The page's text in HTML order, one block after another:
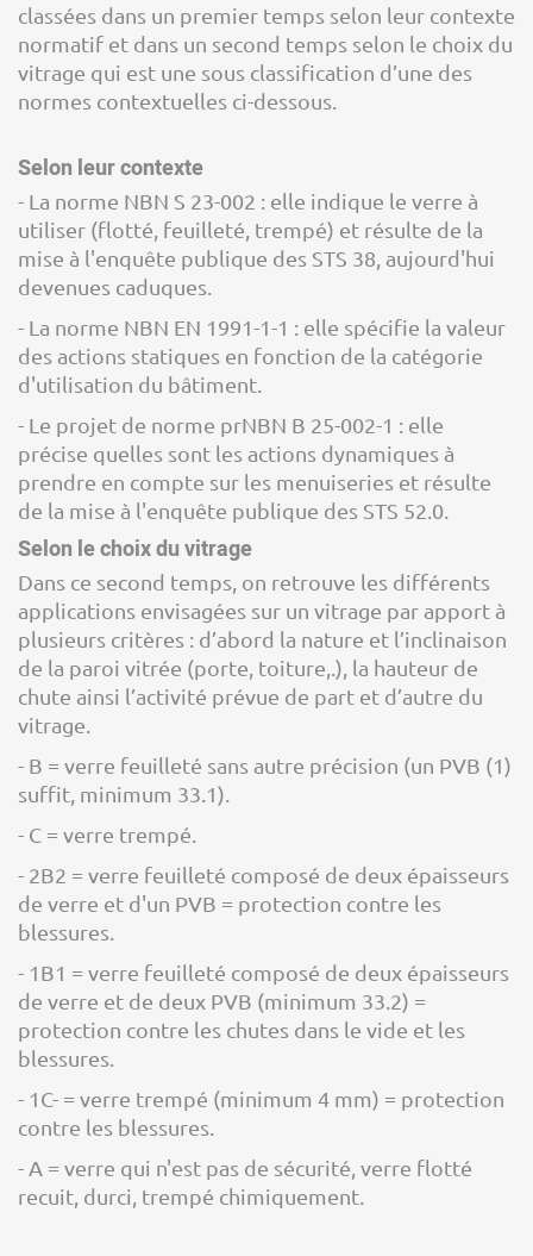
classées dans un premier temps selon leur contexte
normatif et dans un second temps selon le choix du
vitrage qui est une sous classification d’une des
normes contextuelles ci-dessous.
Selon leur contexte
- La norme NBN S 23-002 : elle indique le verre à
utiliser (flotté, feuilleté, trempé) et résulte de la
mise à l'enquête publique des STS 38, aujourd'hui
devenues caduques.
- La norme NBN EN 1991-1-1 : elle spécifie la valeur
des actions statiques en fonction de la catégorie
d'utilisation du bâtiment.
- Le projet de norme prNBN B 25-002-1 : elle
précise quelles sont les actions dynamiques à
prendre en compte sur les menuiseries et résulte
de la mise à l'enquête publique des STS 52.0.
Selon le choix du vitrage
Dans ce second temps, on retrouve les différents
applications envisagées sur un vitrage par apport à
plusieurs critères : d’abord la nature et l’inclinaison
de la paroi vitrée (porte, toiture,.), la hauteur de
chute ainsi l’activité prévue de part et d’autre du
vitrage.
- B = verre feuilleté sans autre précision (un PVB (1)
suffit, minimum 33.1).
- C = verre trempé.
- 2B2 = verre feuilleté composé de deux épaisseurs
de verre et d'un PVB = protection contre les
blessures.
- 1B1 = verre feuilleté composé de deux épaisseurs
de verre et de deux PVB (minimum 33.2) =
protection contre les chutes dans le vide et les
blessures.
- 1C- = verre trempé (minimum 4 mm) = protection
contre les blessures.
- A = verre qui n'est pas de sécurité, verre flotté
recuit, durci, trempé chimiquement.